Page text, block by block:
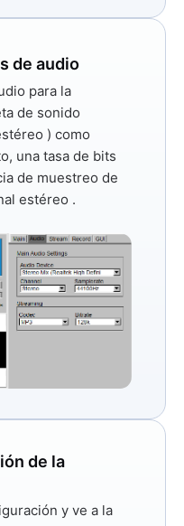
de audio
para la
de sonido
) como
una tasa de bits
de muestreo de
estéreo .
de la
y ve a la